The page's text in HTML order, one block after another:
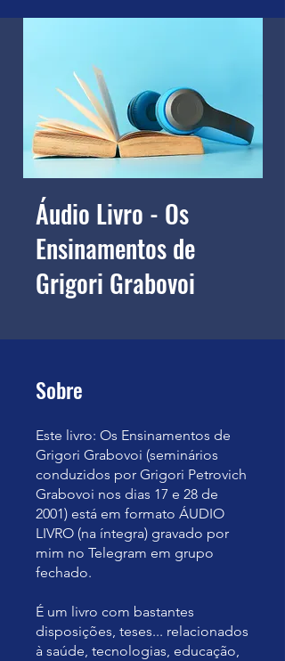
Áudio Livro - Os
Ensinamentos de
Grigori Grabovoi
Sobre
Este livro: Os Ensinamentos de
Grigori Grabovoi (seminários
conduzidos por Grigori Petrovich
Grabovoi nos dias 17 e 28 de
2001) está em formato ÁUDIO
LIVRO (na íntegra) gravado por
mim no Telegram em grupo
fechado.
É um livro com bastantes
disposições, teses... relacionados
à saúde, tecnologias, educação,